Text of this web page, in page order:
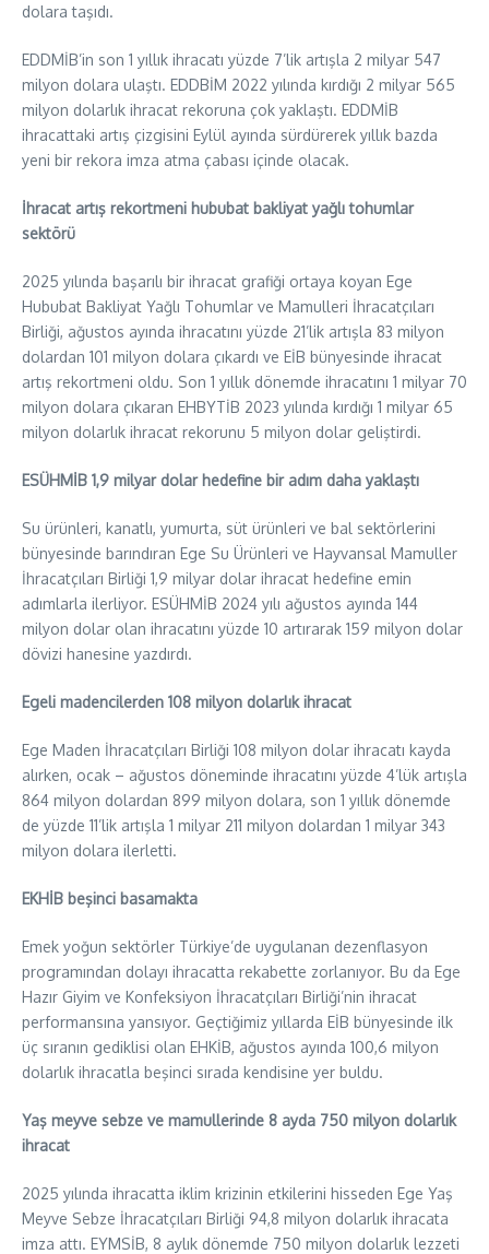
dolara taşıdı.
EDDMİB’in son 1 yıllık ihracatı yüzde 7’lik artışla 2 milyar 547
milyon dolara ulaştı. EDDBİM 2022 yılında kırdığı 2 milyar 565
milyon dolarlık ihracat rekoruna çok yaklaştı. EDDMİB
ihracattaki artış çizgisini Eylül ayında sürdürerek yıllık bazda
yeni bir rekora imza atma çabası içinde olacak.
İhracat artış rekortmeni hububat bakliyat yağlı tohumlar
sektörü
2025 yılında başarılı bir ihracat grafiği ortaya koyan Ege
Hububat Bakliyat Yağlı Tohumlar ve Mamulleri İhracatçıları
Birliği, ağustos ayında ihracatını yüzde 21’lik artışla 83 milyon
dolardan 101 milyon dolara çıkardı ve EİB bünyesinde ihracat
artış rekortmeni oldu. Son 1 yıllık dönemde ihracatını 1 milyar 70
milyon dolara çıkaran EHBYTİB 2023 yılında kırdığı 1 milyar 65
milyon dolarlık ihracat rekorunu 5 milyon dolar geliştirdi.
ESÜHMİB 1,9 milyar dolar hedefine bir adım daha yaklaştı
Su ürünleri, kanatlı, yumurta, süt ürünleri ve bal sektörlerini
bünyesinde barındıran Ege Su Ürünleri ve Hayvansal Mamuller
İhracatçıları Birliği 1,9 milyar dolar ihracat hedefine emin
adımlarla ilerliyor. ESÜHMİB 2024 yılı ağustos ayında 144
milyon dolar olan ihracatını yüzde 10 artırarak 159 milyon dolar
dövizi hanesine yazdırdı.
Egeli madencilerden 108 milyon dolarlık ihracat
Ege Maden İhracatçıları Birliği 108 milyon dolar ihracatı kayda
alırken, ocak – ağustos döneminde ihracatını yüzde 4’lük artışla
864 milyon dolardan 899 milyon dolara, son 1 yıllık dönemde
de yüzde 11’lik artışla 1 milyar 211 milyon dolardan 1 milyar 343
milyon dolara ilerletti.
EKHİB beşinci basamakta
Emek yoğun sektörler Türkiye’de uygulanan dezenflasyon
programından dolayı ihracatta rekabette zorlanıyor. Bu da Ege
Hazır Giyim ve Konfeksiyon İhracatçıları Birliği’nin ihracat
performansına yansıyor. Geçtiğimiz yıllarda EİB bünyesinde ilk
üç sıranın gediklisi olan EHKİB, ağustos ayında 100,6 milyon
dolarlık ihracatla beşinci sırada kendisine yer buldu.
Yaş meyve sebze ve mamullerinde 8 ayda 750 milyon dolarlık
ihracat
2025 yılında ihracatta iklim krizinin etkilerini hisseden Ege Yaş
Meyve Sebze İhracatçıları Birliği 94,8 milyon dolarlık ihracata
imza attı. EYMSİB, 8 aylık dönemde 750 milyon dolarlık lezzeti